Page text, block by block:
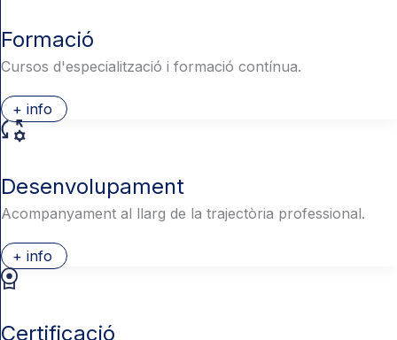
Formació
Cursos d'especialització i formació contínua.
+ info
Desenvolupament
Acompanyament al llarg de la trajectòria professional.
+ info
Certificació